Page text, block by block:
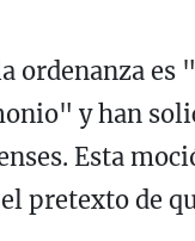
ordenanza
y han
Esta
pretexto de